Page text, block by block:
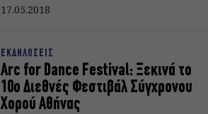
17.05.2018
ΕΚΔΗΛΩΣΕΙΣ
Arc for Dance Festival: Ξεκινά το
10ο Διεθνές Φεστιβάλ Σύγχρονου
Χορού Αθήνας